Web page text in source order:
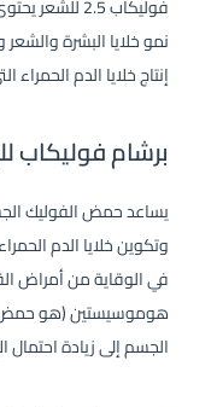
فوليكاب 2.5
نمو خلايا البشرة
إنتاج خلايا الدم
برشام فوليكاب
يساعد حمض الفوليك
وتكوين خلايا الدم
في الوقاية من أمراض
هوموسيستين (هو حمض
الجسم إلى زيادة احتمال